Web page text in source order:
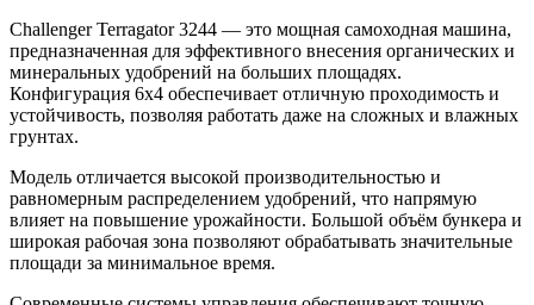
Challenger Terragator 3244 — это мощная самоходная машина,
предназначенная для эффективного внесения органических и
минеральных удобрений на больших площадях.
Конфигурация 6x4 обеспечивает отличную проходимость и
устойчивость, позволяя работать даже на сложных и влажных
грунтах.
Модель отличается высокой производительностью и
равномерным распределением удобрений, что напрямую
влияет на повышение урожайности. Большой объём бункера и
широкая рабочая зона позволяют обрабатывать значительные
площади за минимальное время.